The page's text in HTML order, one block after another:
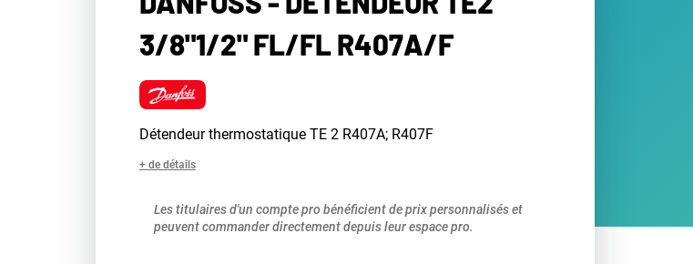
3/8"1/2" FL/FL R407A/F
Détendeur thermostatique TE 2 R407A; R407F
+ de détails
Les titulaires d'un compte pro bénéficient de prix personnalisés et
peuvent commander directement depuis leur espace pro.